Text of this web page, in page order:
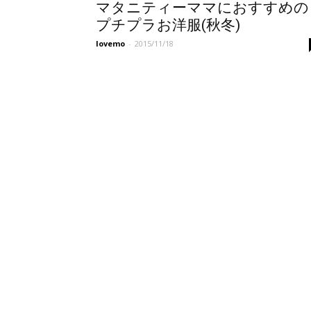
マタニティーママにおすすめの
プチプラお洋服(秋冬)
lovemo - 2015/11/18